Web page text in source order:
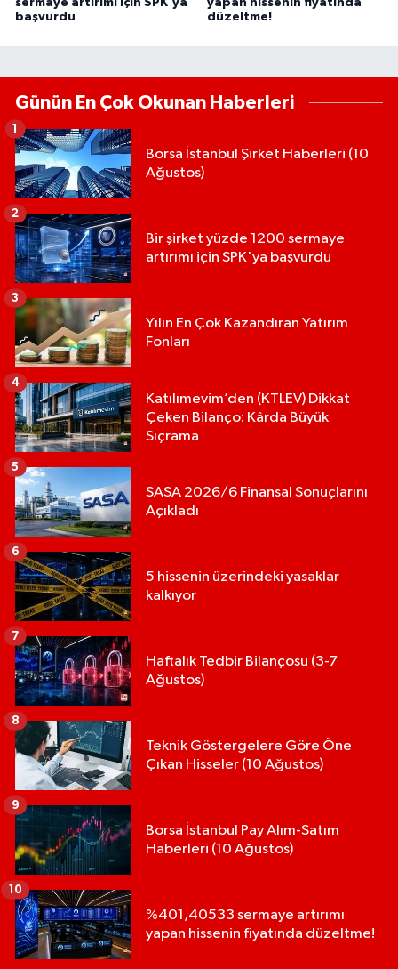
başvurdu
düzeltme!
Günün En Çok Okunan Haberleri
Borsa İstanbul Şirket Haberleri (10
Ağustos)
1
Bir şirket yüzde 1200 sermaye
artırımı için SPK'ya başvurdu
2
Yılın En Çok Kazandıran Yatırım
Fonları
3
Katılımevim’den (KTLEV) Dikkat
Çeken Bilanço: Kârda Büyük
Sıçrama
4
SASA 2026/6 Finansal Sonuçlarını
Açıkladı
5
5 hissenin üzerindeki yasaklar
kalkıyor
6
Haftalık Tedbir Bilançosu (3-7
Ağustos)
7
Teknik Göstergelere Göre Öne
Çıkan Hisseler (10 Ağustos)
8
Borsa İstanbul Pay Alım-Satım
Haberleri (10 Ağustos)
9
%401,40533 sermaye artırımı
yapan hissenin fiyatında düzeltme!
10